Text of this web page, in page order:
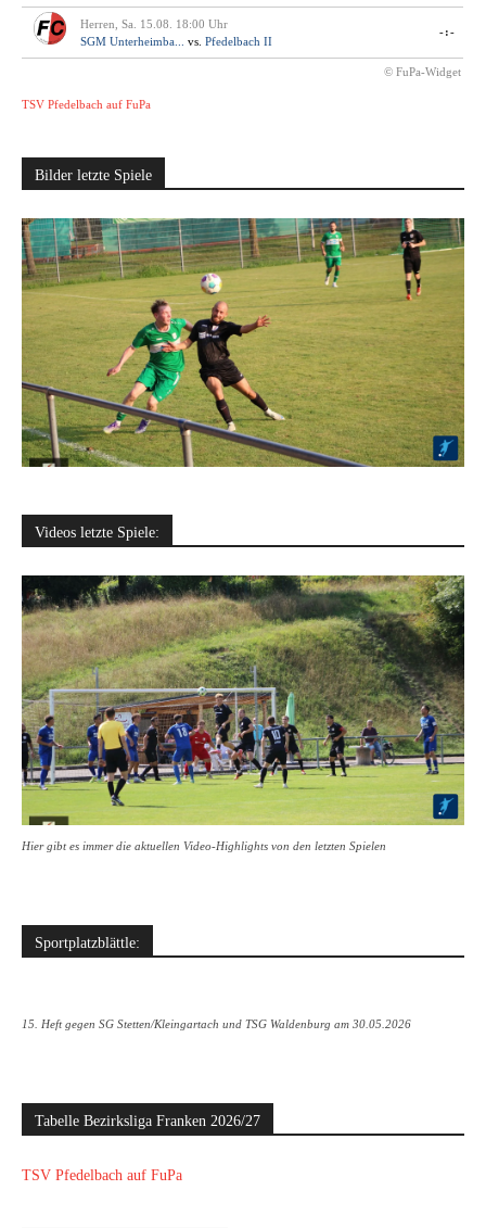
Herren, Sa. 15.08. 18:00 Uhr
SGM Unterheimba...
vs. Pfedelbach II
-:-
© FuPa-Widget
TSV Pfedelbach auf FuPa
Bilder letzte Spiele
Videos letzte Spiele:
Hier gibt es immer die aktuellen Video-Highlights von den letzten Spielen
Sportplatzblättle:
15. Heft gegen SG Stetten/Kleingartach und TSG Waldenburg am 30.05.2026
Tabelle Bezirksliga Franken 2026/27
TSV Pfedelbach auf FuPa